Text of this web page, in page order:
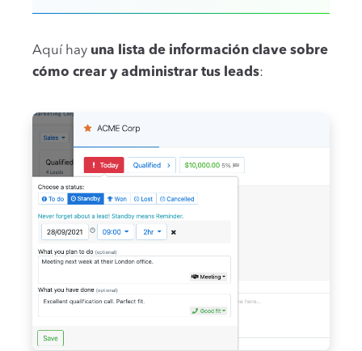
Aquí hay una lista de información clave sobre
cómo crear y administrar tus leads: